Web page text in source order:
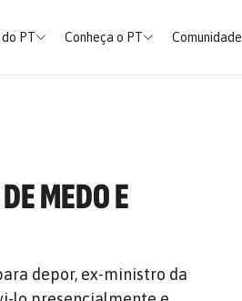
PT Conheça o PT Comunidade
MEDO E
depor, ex-ministro da